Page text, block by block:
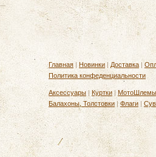
Главная | Новинки | Доставка |
Политика конфеденциальности
Аксессуары | Куртки | МотоШлемы
Балахоны, Толстовки |Флаги |